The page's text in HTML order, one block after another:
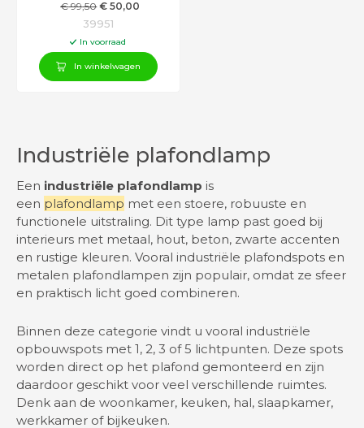
€99,50 € 50,00
39951
In voorraad
In winkelwagen
Industriële plafondlamp
Een industriële plafondlamp is
een plafondlamp met een stoere, robuuste en
functionele uitstraling. Dit type lamp past goed bij
interieurs met metaal, hout, beton, zwarte accenten
en rustige kleuren. Vooral industriële plafondspots en
metalen plafondlampen zijn populair, omdat ze sfeer
en praktisch licht goed combineren.
Binnen deze categorie vindt u vooral industriële
opbouwspots met 1, 2, 3 of 5 lichtpunten. Deze spots
worden direct op het plafond gemonteerd en zijn
daardoor geschikt voor veel verschillende ruimtes.
Denk aan de woonkamer, keuken, hal, slaapkamer,
werkkamer of bijkeuken.